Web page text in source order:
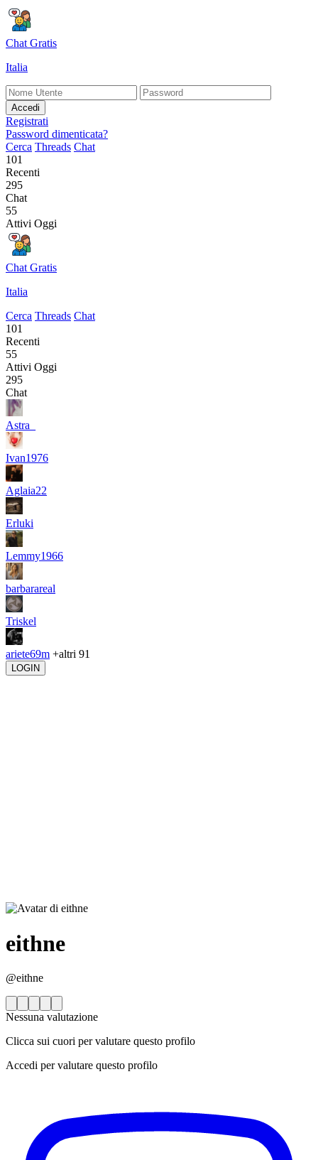
Chat Gratis
Italia
Accedi
Registrati
Password dimenticata?
Cerca Threads Chat
101
Recenti
295
Chat
55
Attivi Oggi
Chat Gratis
Italia
Cerca Threads Chat
101
Recenti
55
Attivi Oggi
295
Chat
Astra_
Ivan1976
Aglaia22
Erluki
Lemmy1966
barbarareal
Triskel
ariete69m +altri 91
LOGIN
eithne
@eithne
Nessuna valutazione
Clicca sui cuori per valutare questo profilo
Accedi per valutare questo profilo